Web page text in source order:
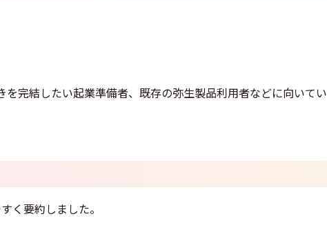
完結したい起業準備者、既存の弥生製品利用者などに向いてい
く要約しました。